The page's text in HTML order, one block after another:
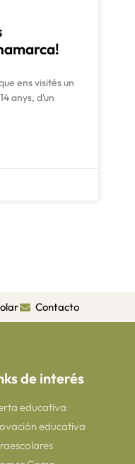
ens visités un
anys, d’un
Contacto
de interés
educativa
educativa